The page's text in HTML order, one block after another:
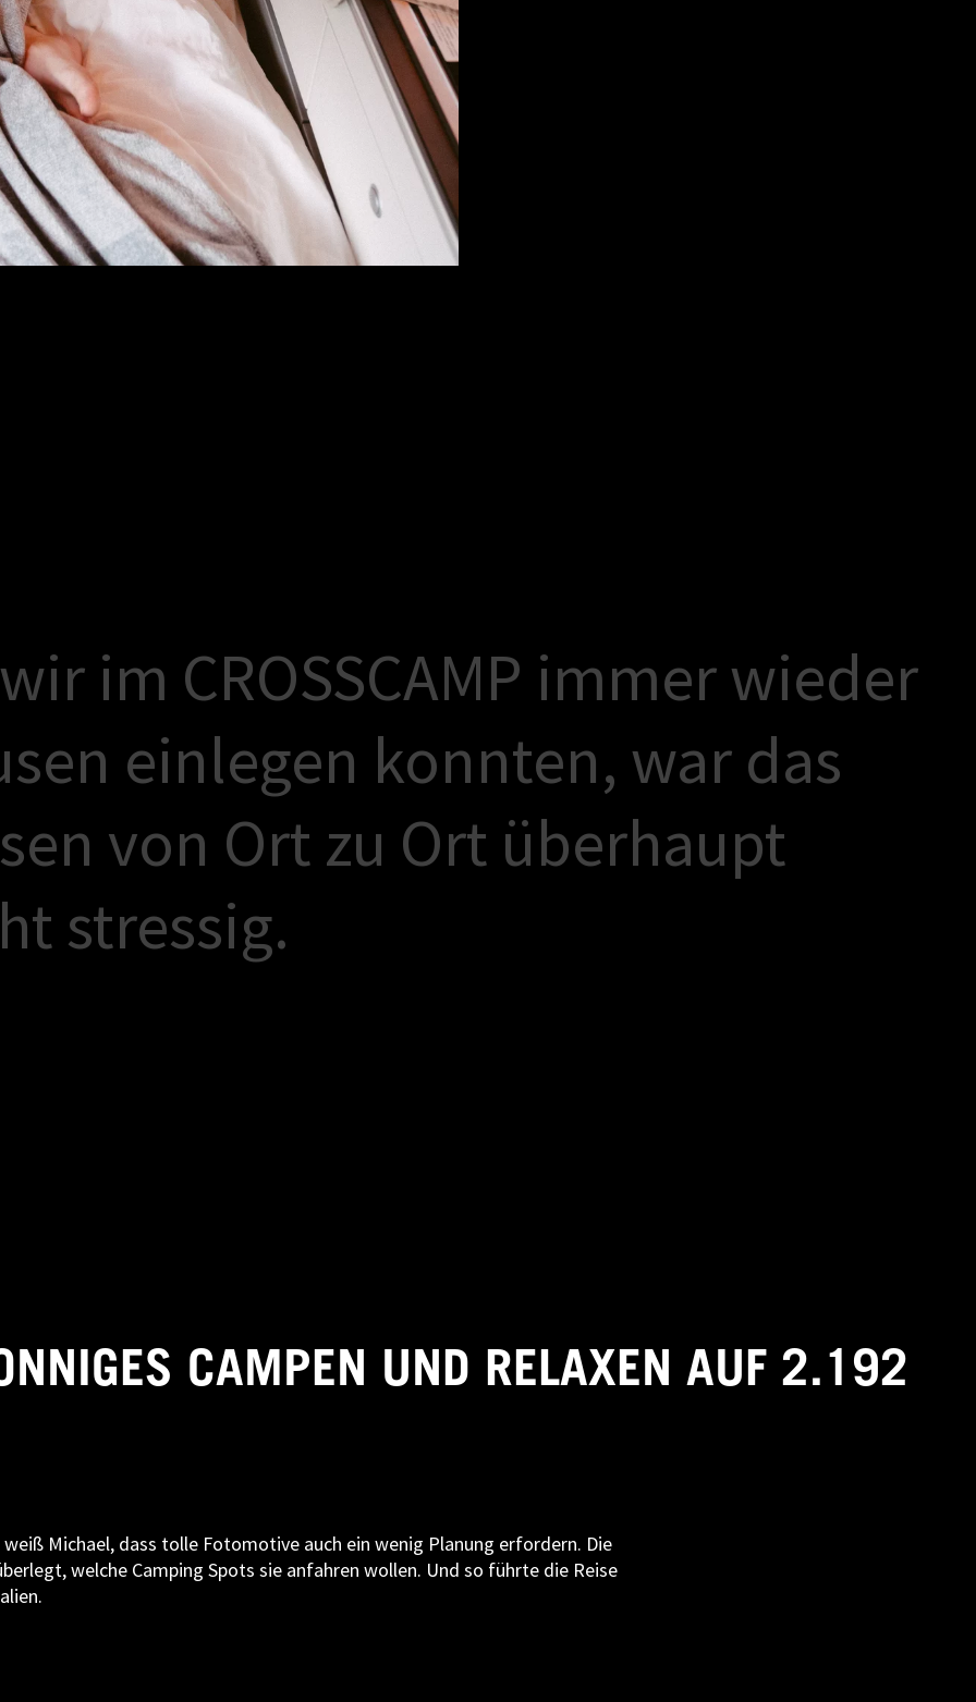
ir im CROSSCAMP immerwieder
sen einlegen konnten, war das
en von Ort zu Ort überhaupt
t stressig.
CAMPEN UND RELAXEN AUF 2.192
Michael, dass tolle Fotomotive auch ein wenig Planung erfordern. Die
welche Camping Spots sie anfahren wollen. Und so führte die Reise